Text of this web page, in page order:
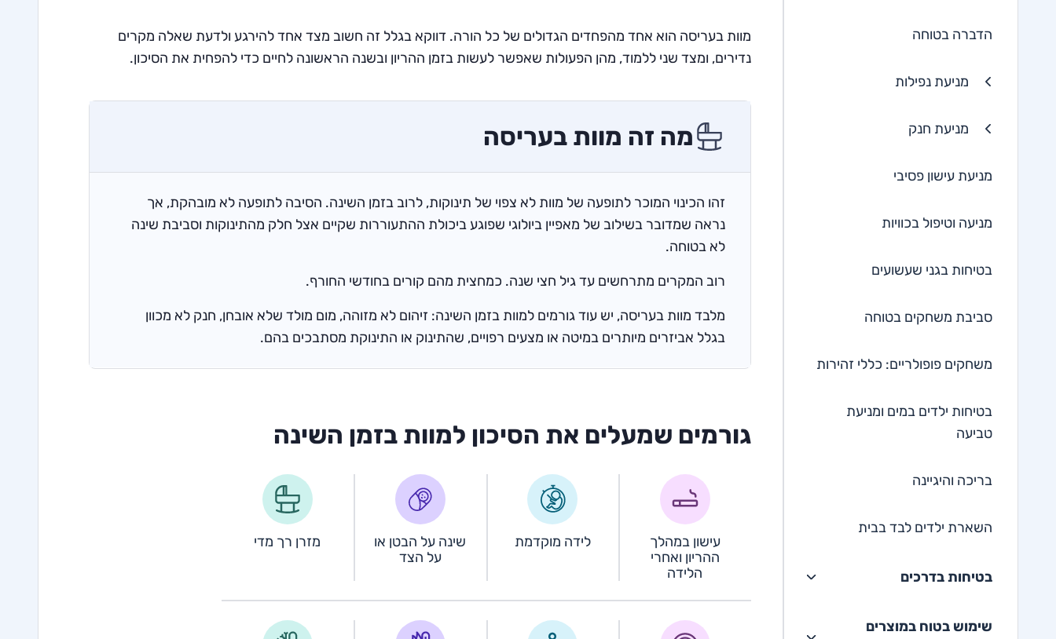
הדברה בטוחה
מניעת נפילות
מניעת חנק
מניעת עישון פסיבי
מניעה וטיפול בכוויות
בטיחות בגני שעשועים
סביבת משחקים בטוחה
משחקים פופולריים: כללי זהירות
בטיחות ילדים במים ומניעת
טביעה
בריכה והיגיינה
השארת ילדים לבד בבית
בטיחות בדרכים
שימוש בטוח במוצרים
מוות בעריסה הוא אחד מהפחדים הגדולים של כל הורה. דווקא בגלל זה חשוב מצד אחד להירגע ולדעת שאלה מקרים
נדירים, ומצד שני ללמוד, מהן הפעולות שאפשר לעשות בזמן ההריון ובשנה הראשונה לחיים כדי להפחית את הסיכון.
מה זה מוות בעריסה
זהו הכינוי המוכר לתופעה של מוות לא צפוי של תינוקות, לרוב בזמן השינה. הסיבה לתופעה לא מובהקת, אך
נראה שמדובר בשילוב של מאפיין ביולוגי שפוגע ביכולת ההתעוררות שקיים אצל חלק מהתינוקות וסביבת שינה
לא בטוחה.
רוב המקרים מתרחשים עד גיל חצי שנה. כמחצית מהם קורים בחודשי החורף.
מלבד מוות בעריסה, יש עוד גורמים למוות בזמן השינה: זיהום לא מזוהה, מום מולד שלא אובחן, חנק לא מכוון
בגלל אביזרים מיותרים במיטה או מצעים רפויים, שהתינוק או התינוקת מסתבכים בהם.
גורמים שמעלים את הסיכון למוות בזמן השינה
עישון במהלך
ההריון ואחרי
הלידה
לידה מוקדמת
שינה על הבטן או
על הצד
מזרן רך מדי